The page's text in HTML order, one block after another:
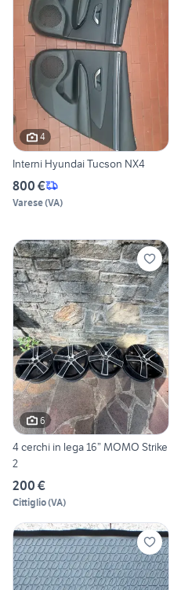
4
Interni Hyundai Tucson NX4
800 €
Varese(VA)
6
4 cerchi in lega 16” MOMO Strike
2
200 €
Cittiglio(VA)